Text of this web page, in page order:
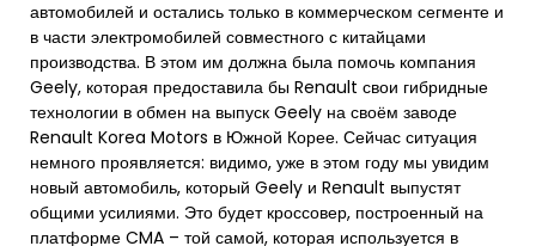
автомобилей и остались только в коммерческом сегменте и
в части электромобилей совместного с китайцами
производства. В этом им должна была помочь компания
Geely, которая предоставила бы Renault свои гибридные
технологии в обмен на выпуск Geely на своём заводе
Renault Korea Motors в Южной Корее. Сейчас ситуация
немного проявляется: видимо, уже в этом году мы увидим
новый автомобиль, который Geely и Renault выпустят
общими усилиями. Это будет кроссовер, построенный на
платформе CMA – той самой, которая используется в